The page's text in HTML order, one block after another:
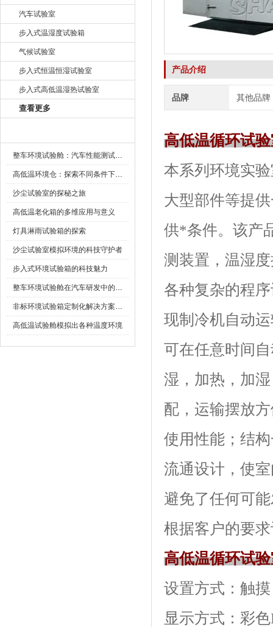
汽车试验室
步入式温湿度试验箱
气候试验室
步入式恒温恒湿试验室
步入式高低温湿热试验室
查看更多
整车环境试验舱：汽车性能测试的设备
高低温环境仓：探索不同条件下的科学奥秘
沙尘试验室的探秘之旅
高低温老化箱的多维应用与意义
灯具淋雨试验箱的探索
沙尘试验室模拟环境的科技守护者
步入式环境试验箱的科技魅力
整车环境试验舱在汽车研发中的作用
非标环境试验箱定制化解决方案在可靠性测试中的重要性
高低温试验舱模拟出各种温度环境
产品介绍
品牌 其他品牌
高低温循环试
本系列环境实验
大型部件等提供
供*条件。该
测装置，温湿
各种复杂的程序设
现制冷机自动运
可在任意时间自动
湿，加热
配，运输摆
使用性能；结
流通设计，使
避免了任何可能
根据客户的要求订
高低温循环试
设置方式：触摸
显示方式：